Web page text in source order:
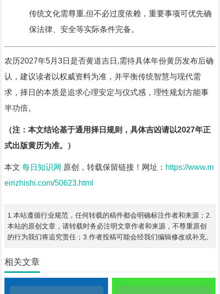
传统文化需尊重,但不必过度依赖，重要事项可优先确
保法律、安全等实际条件完备。
农历2027年5月3日是否黄道吉日,需待具体年份黄历发布后确
认，建议读者以权威资料为准，并平衡传统智慧与现代需
求，择日的本质是追求心理安定与仪式感，理性规划方能事
半功倍。
（注：本文结论基于通用择日规则，具体吉凶请以2027年正
式出版黄历为准。）
本文 每日知识网 原创，转载保留链接！网址： https://www.m
eirizhishi.com/50623.html
1.本站遵循行业规范，任何转载的稿件都会明确标注作者和来源；2.
本站的原创文章，请转载时务必注明文章作者和来源，不尊重原创
的行为我们将追究责任；3.作者投稿可能会经我们编辑修改或补充。
相关文章